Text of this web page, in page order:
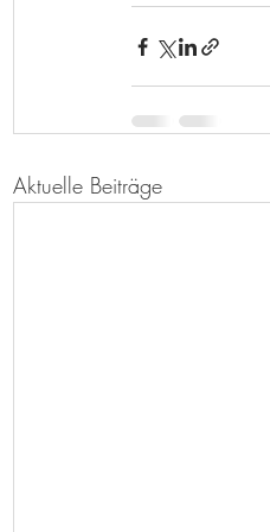
Aktuelle Beiträge